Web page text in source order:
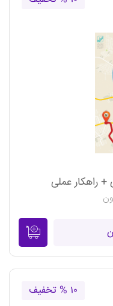
راهکار عملی
۱۰ % تخفیف